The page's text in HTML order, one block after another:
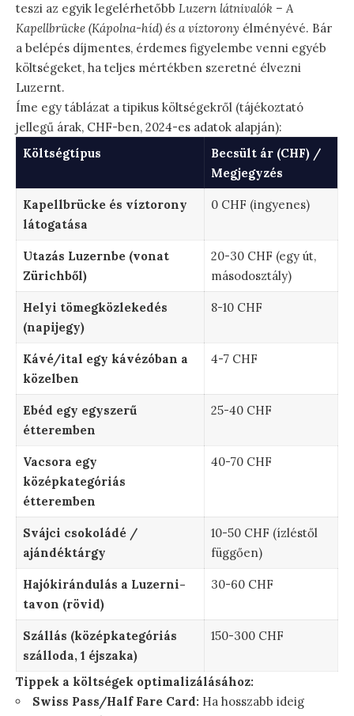
teszi az egyik legelérhetőbb Luzern látnivalók – A
Kapellbrücke (Kápolna-híd) és a víztorony élményévé. Bár
a belépés díjmentes, érdemes figyelembe venni egyéb
költségeket, ha teljes mértékben szeretné élvezni
Luzernt.
Íme egy táblázat a tipikus költségekről (tájékoztató
jellegű árak, CHF-ben, 2024-es adatok alapján):
Költségtípus
Becsült ár (CHF) /
Megjegyzés
Kapellbrücke és víztorony
látogatása
0 CHF (ingyenes)
Utazás Luzernbe (vonat
Zürichből)
20-30 CHF (egy út,
másodosztály)
Helyi tömegközlekedés
(napijegy)
8-10 CHF
Kávé/ital egy kávézóban a
közelben
4-7 CHF
Ebéd egy egyszerű
étteremben
25-40 CHF
Vacsora egy
középkategóriás
étteremben
40-70 CHF
Svájci csokoládé /
ajándéktárgy
10-50 CHF (ízléstől
függően)
Hajókirándulás a Luzerni-
tavon (rövid)
30-60 CHF
Szállás (középkategóriás
szálloda, 1 éjszaka)
150-300 CHF
Tippek a költségek optimalizálásához:
Swiss Pass/Half Fare Card: Ha hosszabb ideig